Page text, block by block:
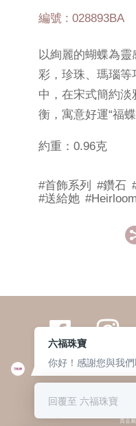
編號 : 028893BA
以絢麗的蝴蝶為
彩，珍珠、瑪瑙
中，在宋式簡約
衡，寓意好運“福蝶
約重：0.96克
#首飾系列 #鑽石
#送給她
繁體 |
© 六福集團 版
貴金
六福珠寶
你好！感謝您與我們
回覆至 六福珠寶